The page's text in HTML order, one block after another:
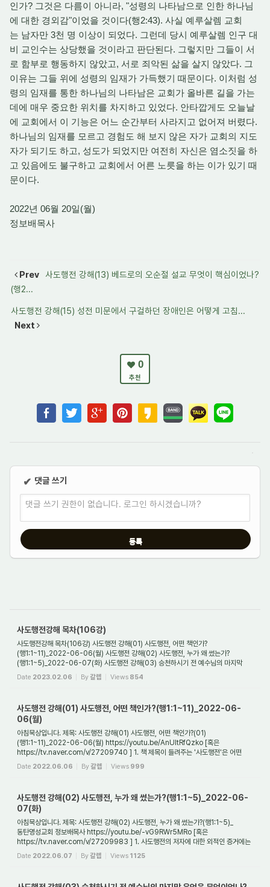
인가? 그것은 다름이 아니라, "성령의 나타남으로 인한 하나님
에 대한 경외감"이었을 것이다(행2:43). 사실 예루살렘 교회
는 남자만 3천 명 이상이 되었다. 그런데 당시 예루살렘 인구 대
비 교인수는 상당했을 것이라고 판단된다. 그렇지만 그들이 서
로 함부로 행동하지 않았고, 서로 죄악된 삶을 살지 않았다. 그
이유는 그들 위에 성령의 임재가 가득했기 때문이다. 이처럼 성
령의 임재를 통한 하나님의 나타남은 교회가 올바른 길을 가는
데에 매우 중요한 위치를 차지하고 있었다. 안타깝게도 오늘날
에 교회에서 이 기능은 어느 순간부터 사라지고 없어져 버렸다.
하나님의 임재를 모르고 경험도 해 보지 않은 자가 교회의 지도
자가 되기도 하고, 성도가 되었지만 여전히 자신은 염소짓을 하
고 있음에도 불구하고 교회에서 어른 노릇을 하는 이가 있기 때
문이다.
2022년 06월 20일(월)
정보배목사
Prev 사도행전 강해(13) 베드로의 오순절 설교 무엇이 핵심이었나?
(행2...
사도행전 강해(15) 성전 미문에서 구걸하던 장애인은 어떻게 고침...
Next
0
추천
✔ 댓글 쓰기
댓글 쓰기 권한이 없습니다. 로그인 하시겠습니까?
사도행전강해 목차(106강)
사도행전강해 목차(106강) 사도행전 강해(01) 사도행전, 어떤 책인가?
(행1:1~11)_2022-06-06(월) 사도행전 강해(02) 사도행전, 누가 왜 썼는가?
(행1:1~5)_2022-06-07(화) 사도행전 강해(03) 승천하시기 전 예수님의 마지막
유언은 무엇이었나?(행1:1~11)_2022-...
Date 2023.02.06 By갈렙 Views 854
사도행전 강해(01) 사도행전, 어떤 책인가?(행1:1~11)_2022-06-
06(월)
아침묵상입니다. 제목: 사도행전 강해(01) 사도행전, 어떤 책인가?(01)
(행1:1~11)_2022-06-06(월) https://youtu.be/AnUItRfQzko [혹은
https://tv.naver.com/v/27209740 ] 1. 책 제목이 들려주는 '사도행전'은 어떤
책인가? 사도행전은 헬라어로 '프락세아스 ...
Date 2022.06.06 By갈렙 Views 999
사도행전 강해(02) 사도행전, 누가 왜 썼는가?(행1:1~5)_2022-06-
07(화)
아침묵상입니다. 제목: 사도행전 강해(02) 사도행전, 누가 왜 썼는가?(행1:1~5)_
동탄명성교회 정보배목사 https://youtu.be/-vG9RWr5MRo [혹은
https://tv.naver.com/v/27209983 ] 1. 사도행전의 저자에 대한 외적인 증거에는
어떤 것이 있는가? 사도행전은 사...
Date 2022.06.07 By갈렙 Views 1125